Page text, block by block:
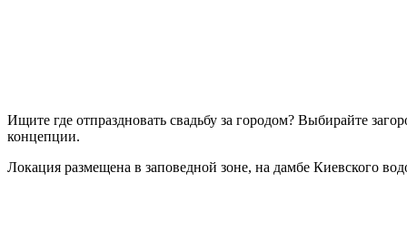
Ищите где отпраздновать свадьбу за городом? Выбирайте
концепции.
Локация размещена в заповедной зоне, на дамбе Киевского